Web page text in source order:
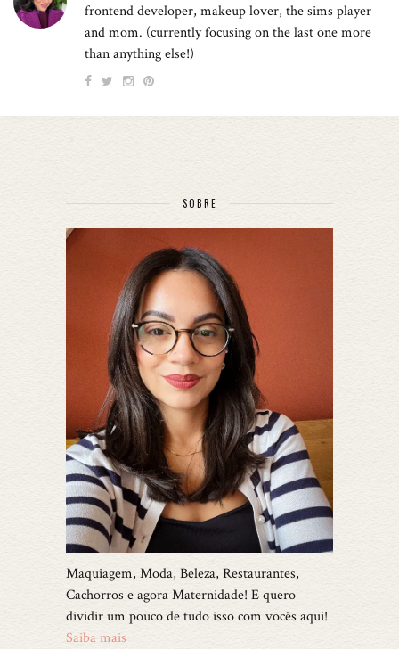
frontend developer, makeup lover, the sims player
and mom. (currently focusing on the last one more
than anything else!)
SOBRE
Maquiagem, Moda, Beleza, Restaurantes,
Cachorros e agora Maternidade! E quero
dividir um pouco de tudo isso com vocês aqui!
Saiba mais